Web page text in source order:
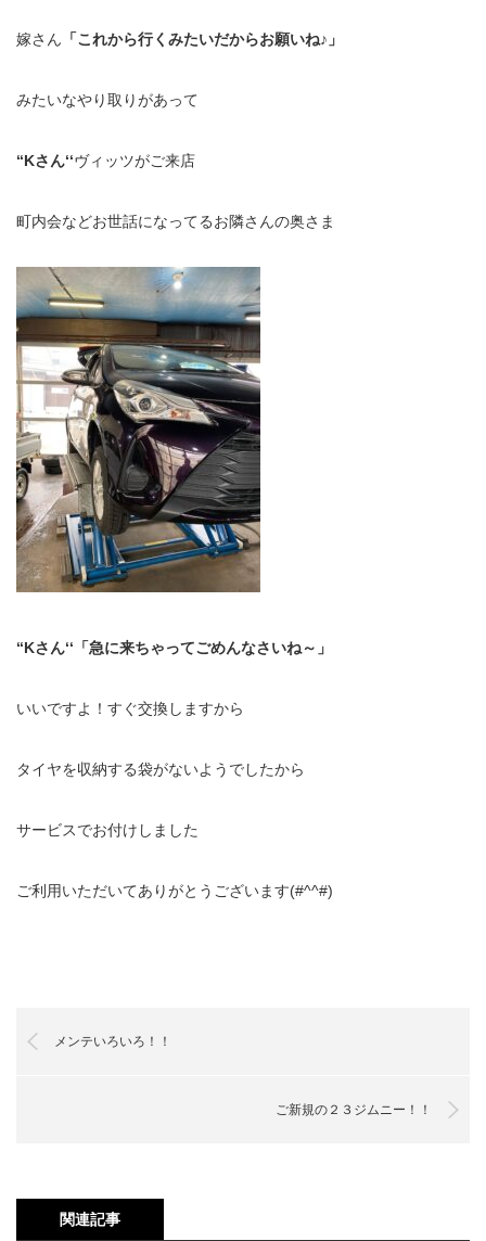
嫁さん 「これから行くみたいだからお願いね♪」
みたいなやり取りがあって
‘‘Kさん‘‘ヴィッツがご来店
町内会などお世話になってるお隣さんの奥さま
‘‘Kさん‘‘「急に来ちゃってごめんなさいね～」
いいですよ！すぐ交換しますから
タイヤを収納する袋がないようでしたから
サービスでお付けしました
ご利用いただいてありがとうございます(#^^#)
メンテいろいろ！！
ご新規の２３ジムニー！！
関連記事